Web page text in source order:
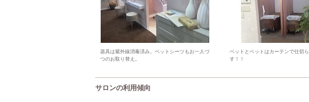
器具は紫外線消毒済み。ベットシーツもお一人づ
つのお取り替え。
ベットとベットはカーテンで仕切
す！！
サロンの利用傾向